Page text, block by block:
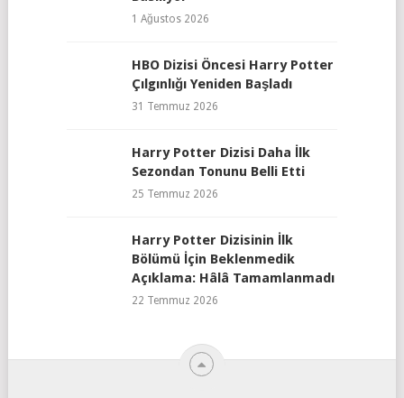
1 Ağustos 2026
HBO Dizisi Öncesi Harry Potter
Çılgınlığı Yeniden Başladı
31 Temmuz 2026
Harry Potter Dizisi Daha İlk
Sezondan Tonunu Belli Etti
25 Temmuz 2026
Harry Potter Dizisinin İlk
Bölümü İçin Beklenmedik
Açıklama: Hâlâ Tamamlanmadı
22 Temmuz 2026